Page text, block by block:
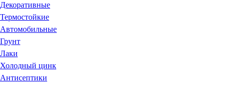
Декоративные
Термостойкие
Автомобильные
Грунт
Лаки
Холодный цинк
Антисептики